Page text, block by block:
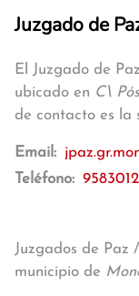
Juzgado de
El Juzgado de
ubicado en C\
de contacto es la
Email:
Teléfono:
Juzgados de Paz
municipio de